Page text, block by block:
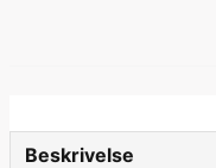
Beskrivelse